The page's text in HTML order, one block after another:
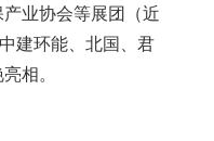
业协会等展团（近
建环能、北国、君
相。